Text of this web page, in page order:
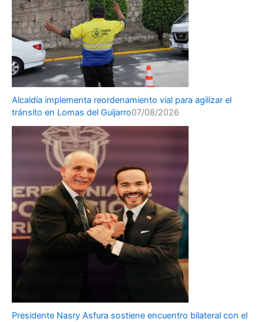
Alcaldía implementa reordenamiento vial para agilizar el
tránsito en Lomas del Guijarro07/08/2026
Presidente Nasry Asfura sostiene encuentro bilateral con el